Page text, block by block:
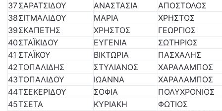
37ΣΑΡΑΤΣΙΔΟΥ ΑΝΑΣΤΑΣΙΑ
ΑΠΟΣΤΟΛΟΣ
38ΣΙΤΜΑΛΙΔΟΥ ΜΑΡΙΑ
ΧΡΗΣΤΟΣ
39ΣΚΑΠΕΤΗΣ ΧΡΗΣΤΟΣ
ΓΕΩΡΓΙΟΣ
40ΣΤΑΪΚΙΔΟΥ ΕΥΓΕΝΙΑ
ΣΩΤΗΡΙΟΣ
41 ΣΤΑΪΚΟΥ ΒΙΚΤΩΡΙΑ
ΠΑΣΧΑΛΗΣ
42ΤΟΠΑΛΙΔΗΣ ΣΤΥΛΙΑΝΟΣ
ΧΑΡΑΛΑΜΠΟΣ
43ΤΟΠΑΛΙΔΟΥ ΙΩΑΝΝΑ
ΧΑΡΑΛΑΜΠΟΣ
44ΤΣΕΚΕΡΙΔΟΥ ΣΟΦΙΑ
ΠΟΛΥΧΡΟΝΙΟΣ
45ΤΣΕΤΑ ΚΥΡΙΑΚΗ
ΦΩΤΙΟΣ